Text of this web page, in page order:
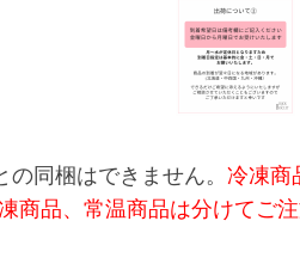
同梱はできません。 冷凍商
商品、常温商品は分けてご